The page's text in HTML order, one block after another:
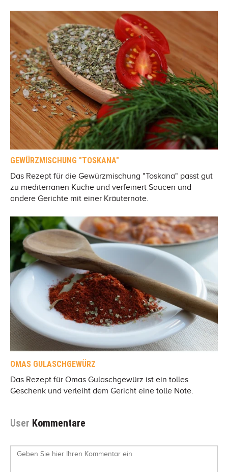
GEWÜRZMISCHUNG "TOSKANA"
Das Rezept für die Gewürzmischung "Toskana" passt gut
zu mediterranen Küche und verfeinert Saucen und
andere Gerichte mit einer Kräuternote.
OMAS GULASCHGEWÜRZ
Das Rezept für Omas Gulaschgewürz ist ein tolles
Geschenk und verleiht dem Gericht eine tolle Note.
User Kommentare